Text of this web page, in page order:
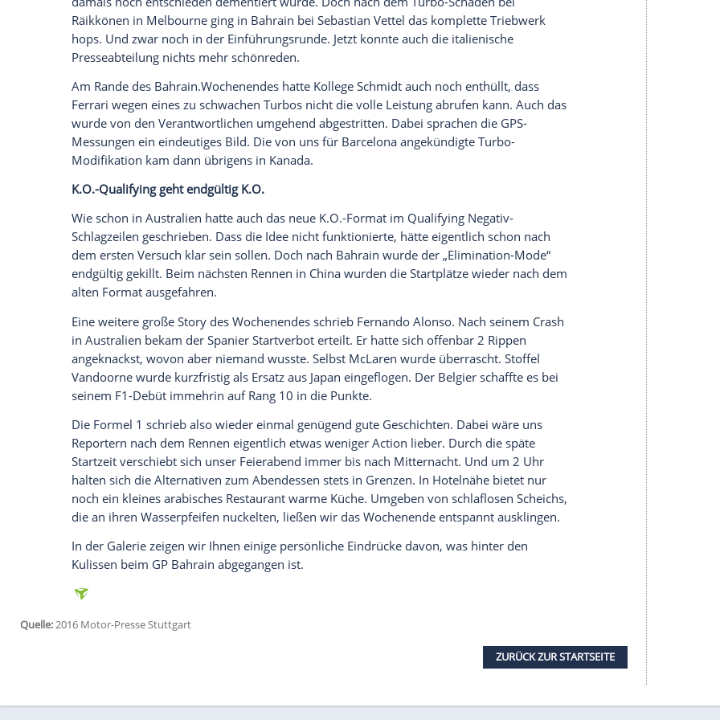
Die erste Einladung des Wochenendes kam allerdings vonMercedes
. Am Donnerstag bat
Lewis Hamiltondie anwesenden deutschen Medien zur Interview-Runde. Es entwickelte
sich ein launiges Gespräch über seinen privaten Lebensstil, der sich bekanntlich etwas von
seinen Fahrerkollegen unterscheidet, und seine ständige Präsenz auf allen Social Media-
Kanälen. Der Formel 1-Rechteinhaber hatte dem Briten einen Rüffel verpasst, weil
Hamilton unerlaubt Videos an der Strecke aufgenommen hatte. Der Pilot reagierte
verärgert über das Verbot.
, ob er nicht befürchte, dass seine Posts auch mal für Kritik sorgen könnten.
Er antwortete trocken, dass es ihn nicht interessiere, was andere darüber denken und
schreiben. Als ihm die englische Presse 6 Monate später in Suzuka wegen der
Snapchatterei in der FIA-Pressekonferenz mangelnden Respekt vorwarf, reagierte der
Weltmeister allerdings nicht mehr ganz so souverän.
Auch auf der Strecke machte der Champion keine glückliche Figur. Nach dem verpennten
Start krachte der Pole Setter in der ersten Kurve mitValtteri Bottaszusammen und fiel weit
zurück. Am Ende warRang3Schadensbegrenzung.Nico Rosberggewann bereits sein
zweites Rennen und setzte sich in der WM-Wertung vorne ab.
Neben dem Hamilton-Crash sorgte vor allem
für Schlagzeilen. Wir hatten schon bei
den Wintertestfahrten von Motorenproblemen bei den roten Autos geschrieben – was
damals noch entschieden dementiert wurde. Doch nach dem Turbo-Schaden bei
Räikkönen inMelbourneging in BahrainbeiSebastian Vettel das komplette Triebwerk
hops. Und zwar noch in derEinführungsrunde. Jetzt konnte auch die italienische
Presseabteilung nichts mehr schönreden.
Am Rande des Bahrain.Wochenendes hatte Kollege Schmidt auch noch enthüllt, dass
Ferrariwegen eines zu schwachen Turbos nicht die volle Leistung abrufen kann. Auch das
wurde von den Verantwortlichen umgehend abgestritten. Dabei sprachen die GPS-
Modifikation kam dann übrigens in Kanada.
Wie schon inAustralienhatte auch das neue K.O.-Format im Qualifying Negativ-